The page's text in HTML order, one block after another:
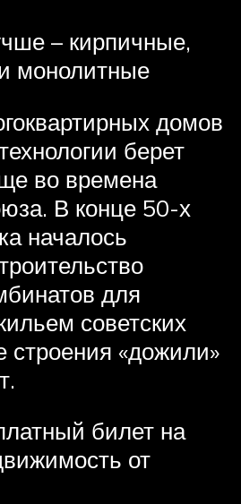
– кирпичные,
монолитные
домов
берет
во времена
В конце 50-х
началось
для
советских
строения «дожили»
билет на
от